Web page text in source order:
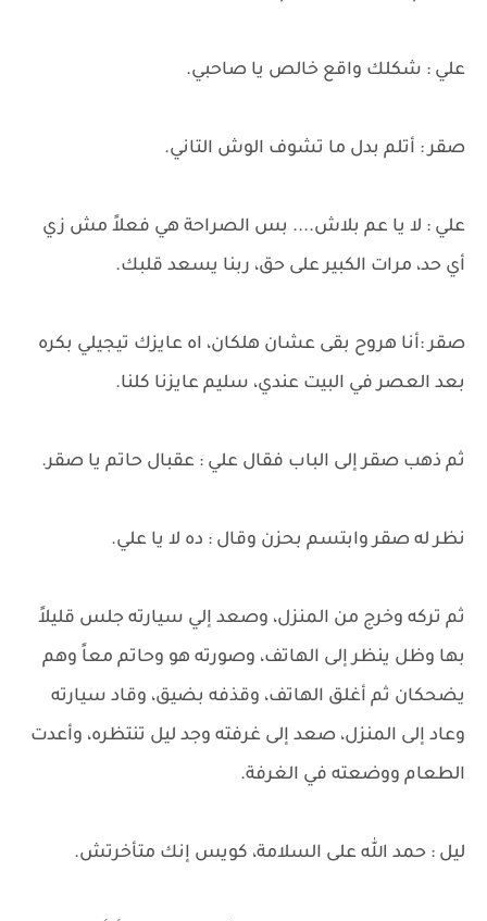
علي : شكلك واقع خالص يا صاحبي.
صقر : أتلم بدل ما تشوف الوش التاني.
علي : لا يا عم بلاش.... بس الصراحة هي فعلاً مش زي
أي حد، مرات الكبير على حق، ربنا يسعد قلبك.
صقر :أنا هروح بقى عشان هلكان، اه عايزك تيجيلي بكره
بعد العصر في البيت عندي، سليم عايزنا كلنا.
ثم ذهب صقر إلى الباب فقال علي : عقبال حاتم يا صقر.
نظر له صقر وابتسم بحزن وقال : ده لا يا علي.
ثم تركه وخرج من المنزل، وصعد إلي سيارته جلس قليلاً
بها وظل ينظر إلى الهاتف، وصورته هو وحاتم معاً وهم
يضحكان ثم أغلق الهاتف، وقذفه بضيق، وقاد سيارته
وعاد إلى المنزل، صعد إلى غرفته وجد ليل تنتظره، وأعدت
الطعام ووضعته في الغرفة.
ليل : حمد الله على السلامة، كويس إنك متأخرتش.